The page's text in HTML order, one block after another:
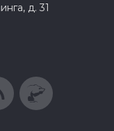
д. 31